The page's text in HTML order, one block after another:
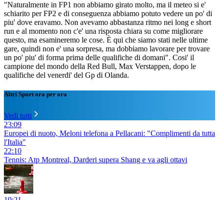
"Naturalmente in FP1 non abbiamo girato molto, ma il meteo si e'
schiarito per FP2 e di conseguenza abbiamo potuto vedere un po' di
piu' dove eravamo. Non avevamo abbastanza ritmo nei long e short
run e al momento non c'e' una risposta chiara su come migliorare
questo, ma esamineremo le cose. È qui che siamo stati nelle ultime
gare, quindi non e' una sorpresa, ma dobbiamo lavorare per trovare
un po' piu' di forma prima delle qualifiche di domani". Cosi' il
campione del mondo della Red Bull, Max Verstappen, dopo le
qualifiche del venerdi' del Gp di Olanda.
Altri Sport ora per ora
Vedi tutti
23:09
Europei di nuoto, Meloni telefona a Pellacani: "Complimenti da tutta
l'Italia"
22:10
Tennis: Atp Montreal, Darderi supera Shang e va agli ottavi